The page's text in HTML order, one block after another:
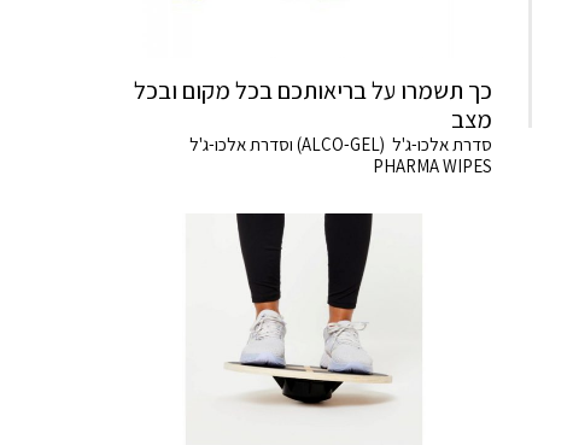
כך תשמרו על בריאותכם בכל מקום ובכל
מצב
סדרת אלכו-ג'ל (ALCO-GEL) וסדרת אלכו-ג'ל
PHARMA WIPES